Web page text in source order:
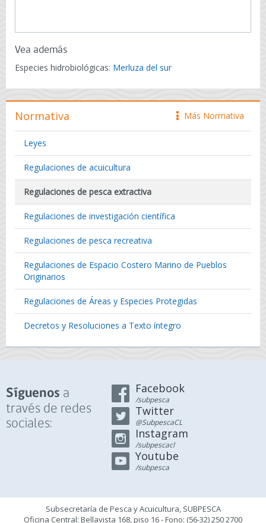
Vea además
Especies hidrobiológicas: Merluza del sur
icono
Más Normativa
Normativa
Leyes
Regulaciones de acuicultura
Regulaciones de pesca extractiva
Regulaciones de investigación científica
Regulaciones de pesca recreativa
Regulaciones de Espacio Costero Marino de Pueblos
Originarios
Regulaciones de Áreas y Especies Protegidas
Decretos y Resoluciones a Texto íntegro
Síguenos a
través de redes
sociales:
Facebook
/subpesca
Twitter
@SubpescaCL
Instagram
/subpescacl
Youtube
/subpesca
Subsecretaría de Pesca y Acuicultura, SUBPESCA
Oficina Central: Bellavista 168, piso 16 - Fono: (56-32) 250 2700